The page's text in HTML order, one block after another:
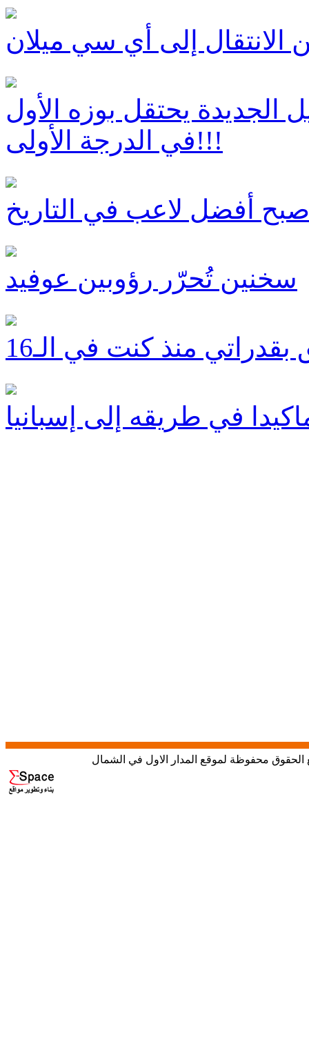
الانتقال إلى أي سي ميلان
الجديدة يحتقل بوزه الأول
في الدرجة الأولى!!!
أفضل لاعب في التاريخ
سخنين تُحرّر رؤوبين عوفيد
بقدراتي منذ كنت في الـ16
في طريقه إلى إسبانيا